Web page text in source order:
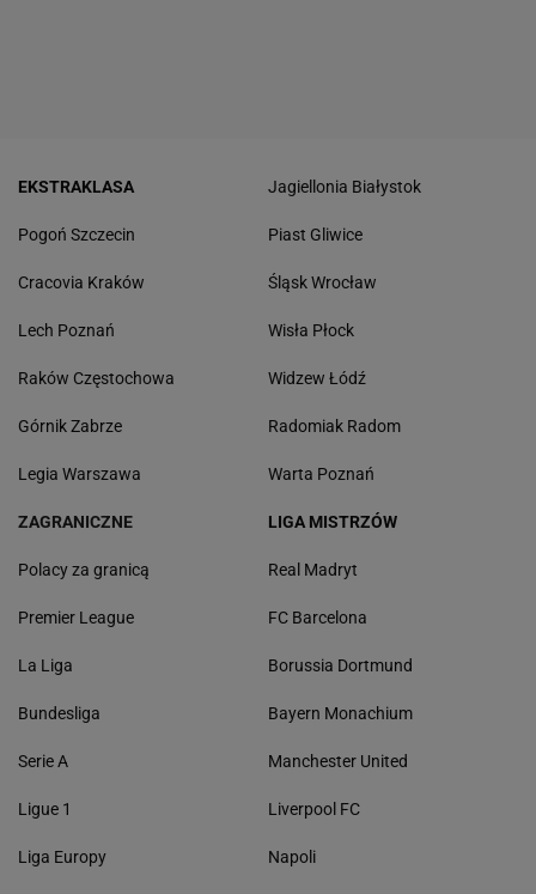
EKSTRAKLASA
Pogoń Szczecin
Cracovia Kraków
Lech Poznań
Raków Częstochowa
Górnik Zabrze
Legia Warszawa
Jagiellonia Białystok
Piast Gliwice
Śląsk Wrocław
Wisła Płock
Widzew Łódź
Radomiak Radom
Warta Poznań
ZAGRANICZNE
Polacy za granicą
Premier League
La Liga
Bundesliga
Serie A
Ligue 1
Liga Europy
LIGA MISTRZÓW
Real Madryt
FC Barcelona
Borussia Dortmund
Bayern Monachium
Manchester United
Liverpool FC
Napoli